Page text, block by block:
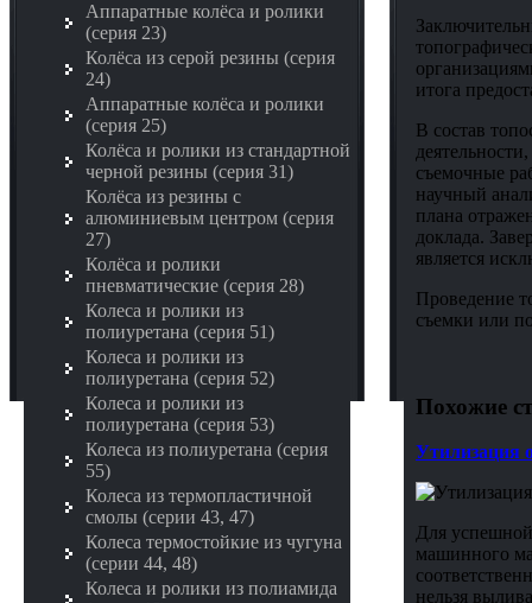
Аппаратные колёса и ролики
(серия 23)
Колёса из серой резины (серия
24)
Аппаратные колёса и ролики
(серия 25)
Колёса и ролики из стандартной
черной резины (серия 31)
Колёса из резины с
алюминиевым центром (серия
27)
Колёса и ролики
пневматические (серия 28)
Колеса и ролики из
полиуретана (серия 51)
Колеса и ролики из
полиуретана (серия 52)
Колеса и ролики из
полиуретана (серия 53)
Колеса из полиуретана (серия
55)
Колеса из термопластичной
смолы (серии 43, 47)
Колеса термостойкие из чугуна
(серии 44, 48)
Колеса и ролики из полиамида
итога
В состав
съемочные
научный
плана
доклада.
является
Проведение
съемки или
Похожие
Утилизация
Для
машинного
нельзя